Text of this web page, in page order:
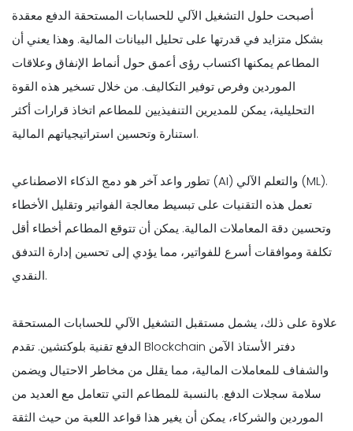
أصبحت حلول التشغيل الآلي للحسابات المستحقة الدفع معقدة
بشكل متزايد في قدرتها على تحليل البيانات المالية. وهذا يعني أن
المطاعم يمكنها اكتساب رؤى أعمق حول أنماط الإنفاق وعلاقات
الموردين وفرص توفير التكاليف. من خلال تسخير هذه القوة
التحليلية، يمكن للمديرين التنفيذيين للمطاعم اتخاذ قرارات أكثر
استنارة وتحسين استراتيجياتهم المالية.
تطور واعد آخر هو دمج الذكاء الاصطناعي (AI) والتعلم الآلي (ML).
تعمل هذه التقنيات على تبسيط معالجة الفواتير وتقليل الأخطاء
وتحسين دقة المعاملات المالية. يمكن أن تتوقع المطاعم أخطاء أقل
تكلفة وموافقات أسرع للفواتير، مما يؤدي إلى تحسين إدارة التدفق
النقدي.
علاوة على ذلك، يشمل مستقبل التشغيل الآلي للحسابات المستحقة
الدفع تقنية بلوكتشين. تقدم Blockchain دفتر الأستاذ الآمن
والشفاف للمعاملات المالية، مما يقلل من مخاطر الاحتيال ويضمن
سلامة سجلات الدفع. بالنسبة للمطاعم التي تتعامل مع العديد من
الموردين والشركاء، يمكن أن يغير هذا قواعد اللعبة من حيث الثقة